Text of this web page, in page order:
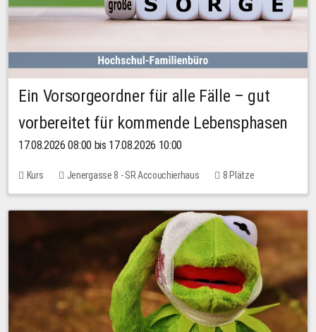
Ein Vorsorgeordner für alle Fälle – gut
vorbereitet für kommende Lebensphasen
17.08.2026 08:00 bis 17.08.2026 10:00
Kurs Jenergasse 8 - SR Accouchierhaus 8 Plätze